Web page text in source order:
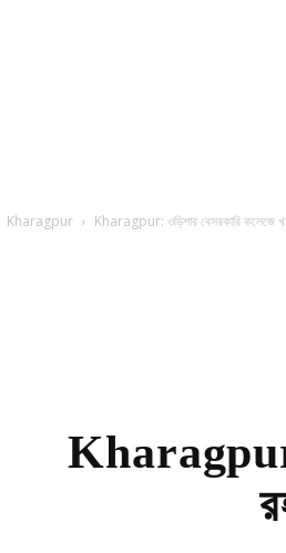
Kharagpur Kharagpur: ওড়িশার বেসরকারি কলেজে
Kharagpur: